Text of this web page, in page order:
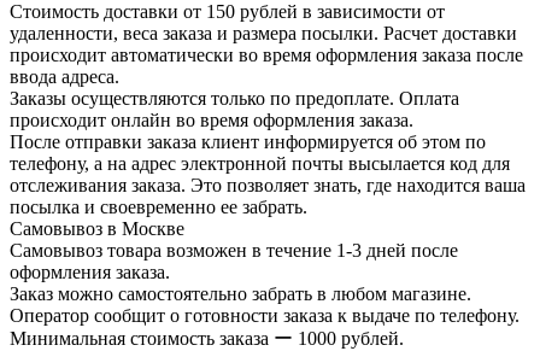
Стоимость доставки от 150 рублей в зависимости от
удаленности, веса заказа и размера посылки. Расчет доставки
происходит автоматически во время оформления заказа после
ввода адреса.
Заказы осуществляются только по предоплате. Оплата
происходит онлайн во время оформления заказа.
После отправки заказа клиент информируется об этом по
телефону, а на адрес электронной почты высылается код для
отслеживания заказа. Это позволяет знать, где находится ваша
посылка и своевременно ее забрать.
Самовывоз в Москве
Самовывоз товара возможен в течение 1-3 дней после
оформления заказа.
Заказ можно самостоятельно забрать в любом магазине.
Оператор сообщит о готовности заказа к выдаче по телефону.
Минимальная стоимость заказа ー 1000 рублей.